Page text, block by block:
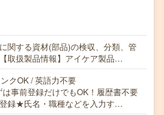
関する資材(部品)の検収、分類、管
取扱製品情報】アイケア製品…
クOK / 英語力不要
事前登録だけでもOK！履歴書不要
録★氏名・職種などを入力す…